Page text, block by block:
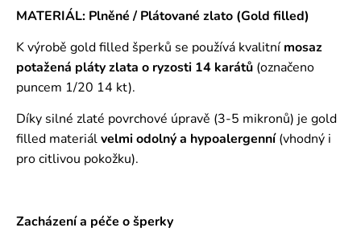
MATERIÁL: Plněné / Plátované zlato (Gold filled)
K výrobě gold filled šperků se používá kvalitní mosaz
potažená pláty zlata o ryzosti 14 karátů (označeno
puncem 1/20 14 kt).
Díky silné zlaté povrchové úpravě (3-5 mikronů) je gold
filled materiálvelmi odolný a hypoalergenní(vhodný i
pro citlivou pokožku).
Zacházení a péče o šperky